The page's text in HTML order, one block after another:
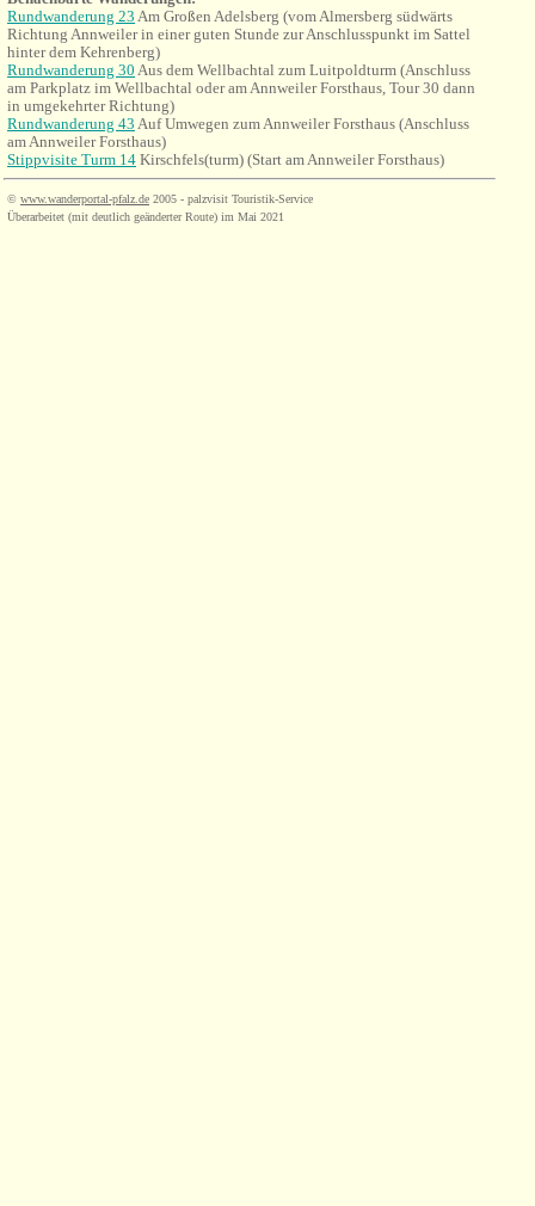
Rundwanderung 23 Am Großen Adelsberg (vom Almersberg südwärts
Richtung Annweiler in einer guten Stunde zur Anschlusspunkt im Sattel
hinter dem Kehrenberg)
Rundwanderung 30 Aus dem Wellbachtal zum Luitpoldturm (Anschluss
am Parkplatz im Wellbachtal oder am Annweiler Forsthaus, Tour 30 dann
in umgekehrter Richtung)
Rundwanderung 43 Auf Umwegen zum Annweiler Forsthaus (Anschluss
am Annweiler Forsthaus)
Stippvisite Turm 14 Kirschfels(turm) (Start am Annweiler Forsthaus)
© www.wanderportal-pfalz.de 2005 - palzvisit Touristik-Service
Überarbeitet (mit deutlich geänderter Route) im Mai 2021